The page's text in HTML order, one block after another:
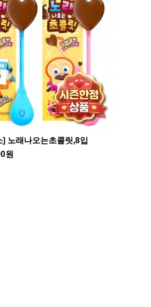
] 노래나오는초콜릿,8입
원